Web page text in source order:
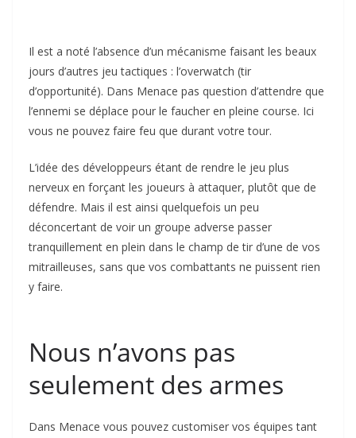
Il est a noté l’absence d’un mécanisme faisant les beaux
jours d’autres jeu tactiques : l’overwatch (tir
d’opportunité). Dans Menace pas question d’attendre que
l’ennemi se déplace pour le faucher en pleine course. Ici
vous ne pouvez faire feu que durant votre tour.
L’idée des développeurs étant de rendre le jeu plus
nerveux en forçant les joueurs à attaquer, plutôt que de
défendre. Mais il est ainsi quelquefois un peu
déconcertant de voir un groupe adverse passer
tranquillement en plein dans le champ de tir d’une de vos
mitrailleuses, sans que vos combattants ne puissent rien
y faire.
Nous n’avons pas
seulement des armes
Dans Menace vous pouvez customiser vos équipes tant